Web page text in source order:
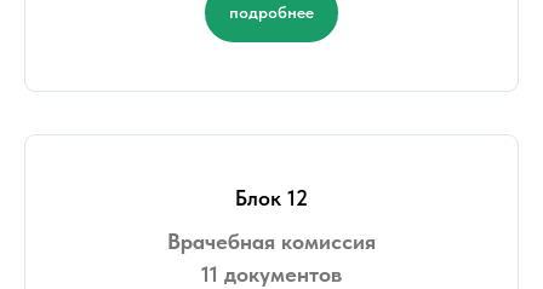
подробнее
Блок 12
Врачебная комиссия
11 документов